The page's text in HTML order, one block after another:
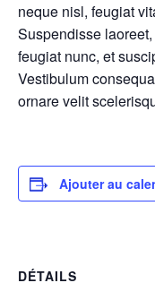
neque nisl, feugiat
Suspendisse
feugiat nunc, et
Vestibulum
ornare velit
Ajouter au
DÉTAILS